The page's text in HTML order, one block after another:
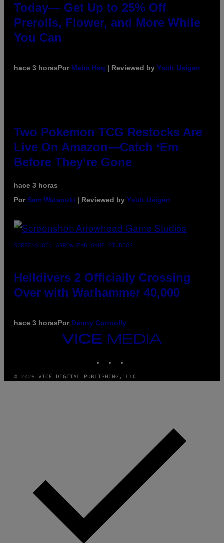
Today— Get Up to 25% Off
Prerolls, Flower, and More While
You Can
hace 3 horasPor Maha Haq | Reviewed by Ysolt Usigan
Two Pokemon TCG Restocks Are
Live On Amazon—Catch ‘Em
Before They’re Gone
hace 3 horas
PorSam Watanuki | Reviewed by Ysolt Usigan
SCREENSHOT: ARROWHEAD GAME STUDIOS
Helldivers 2 Officially Crossing
Over with Warhammer 40,000
hace 3 horasPor Denny Connolly
VICE
MEDIA
© 2026 VICE DIGITAL PUBLISHING, LLC